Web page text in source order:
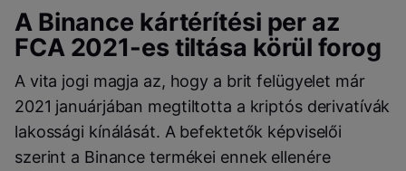
A Binance kártérítési per az
FCA 2021-es tiltása körül forog
A vita jogi magja az, hogy a brit felügyelet már
2021 januárjában megtiltotta a kriptós derivatívák
lakossági kínálását. A befektetők képviselői
szerint a Binance termékei ennek ellenére